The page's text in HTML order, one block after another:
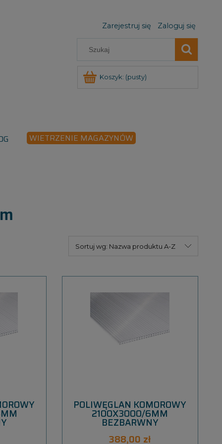
Zarejestruj się Zaloguj się
Koszyk: (pusty)
WIETRZENIE MAGAZYNÓW
Sortuj wg: Nazwa produktu A-Z
POLIWĘGLAN KOMOROWY
2100X3000/6MM
BEZBARWNY
388,00 zł